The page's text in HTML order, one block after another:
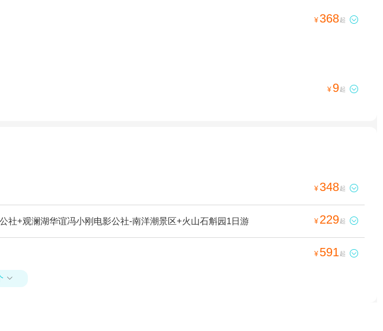
¥368起 
¥ 9起 
¥348起 
社+观澜湖华谊冯小刚电影公社-南洋潮景区+火山石斛园1日游 ¥ 229起 
¥ 591 起 
